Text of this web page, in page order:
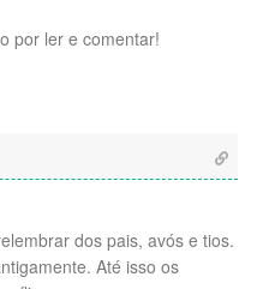
por ler e comentar!
dos pais, avós e tios.
Até isso os